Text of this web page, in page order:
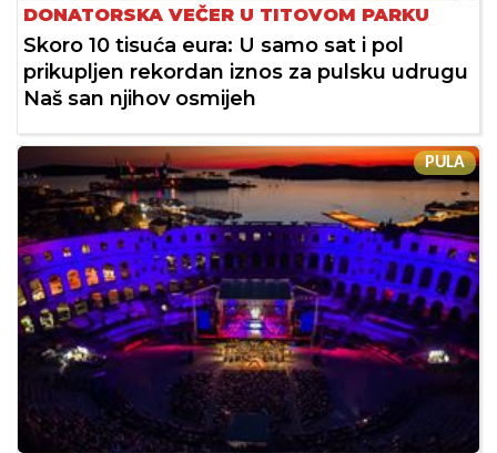
DONATORSKA VEČER U TITOVOM PARKU
Skoro 10 tisuća eura: U samo sat i pol
prikupljen rekordan iznos za pulsku udrugu
Naš san njihov osmijeh
PULA